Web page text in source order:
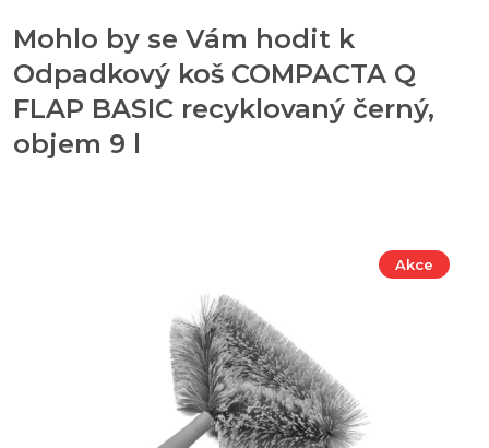
Mohlo by se Vám hodit k
Odpadkový koš COMPACTA Q
FLAP BASIC recyklovaný černý,
objem 9 l
Akce